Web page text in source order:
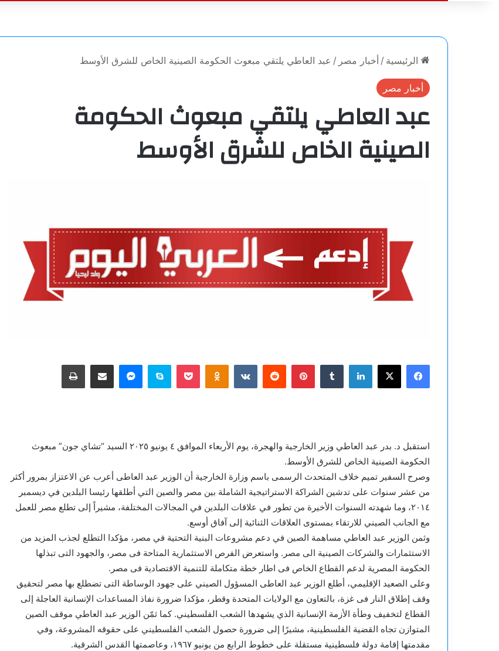
عن
الرئيسية / أخبار مصر / عبد العاطي يلتقي مبعوث الحكومة الصينية الخاص للشرق الأوسط
أخبار مصر
عبد العاطي يلتقي مبعوث الحكومة
الصينية الخاص للشرق الأوسط
فيسبوك
‫X لينكدإن بينتيريست Odnoklassniki
‫Pocketسكايبماسنجرمشاركة عبر البريد طباعة
استقبل د. بدر عبد العاطي وزير الخارجية والهجرة، يوم الأربعاء الموافق ٤ يونيو ٢٠٢٥ السيد “تشاي جون” مبعوث
الحكومة الصينية الخاص للشرق الأوسط.
وصرح السفير تميم خلاف المتحدث الرسمى باسم وزارة الخارجية أن الوزير عبد العاطى أعرب عن الاعتزاز بمرور أكثر
من عشر سنوات على تدشين الشراكة الاستراتيجية الشاملة بين مصر والصين التي أطلقها رئيسا البلدين في ديسمبر
٢٠١٤، وما شهدته السنوات الأخيرة من تطور في علاقات البلدين في المجالات المختلفة، مشيراً إلى تطلع مصر للعمل
مع الجانب الصيني للارتقاء بمستوى العلاقات الثنائية إلى آفاق أوسع.
وثمن الوزير عبد العاطي مساهمة الصين في دعم مشروعات البنية التحتية في مصر، مؤكدا التطلع لجذب المزيد من
الاستثمارات والشركات الصينية الى مصر. واستعرض الفرص الاستثمارية المتاحة فى مصر، والجهود التى تبذلها
الحكومة المصرية لدعم القطاع الخاص فى اطار خطة متكاملة للتنمية الاقتصادية فى مصر.
وعلى الصعيد الإقليمي، أطلع الوزير عبد العاطى المسؤول الصيني على جهود الوساطة التى تضطلع بها مصر لتحقيق
وقف إطلاق النار فى غزة، بالتعاون مع الولايات المتحدة وقطر، مؤكدا ضرورة نفاذ المساعدات الإنسانية العاجلة إلى
القطاع لتخفيف وطأة الأزمة الإنسانية الذي يشهدها الشعب الفلسطيني. كما ثمّن الوزير عبد العاطي موقف الصين
المتوازن تجاه القضية الفلسطينية، مشيرًا إلى ضرورة حصول الشعب الفلسطيني على حقوقه المشروعة، وفي
مقدمتها إقامة دولة فلسطينية مستقلة على خطوط الرابع من يونيو ١٩٦٧، وعاصمتها القدس الشرقية.